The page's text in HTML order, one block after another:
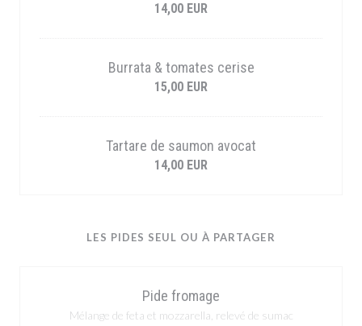
14,00 EUR
Burrata & tomates cerise
15,00 EUR
Tartare de saumon avocat
14,00 EUR
LES PIDES SEUL OU À PARTAGER
Pide fromage
Mélange de feta et mozzarella, relevé de sumac